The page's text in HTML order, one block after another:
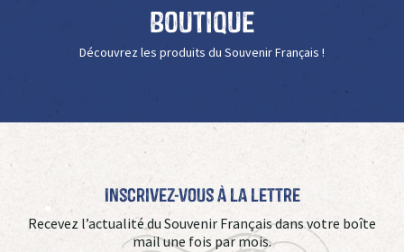
Boutique
Découvrez les produits du Souvenir Français !
Inscrivez-vous à La Lettre
Recevez l’actualité du Souvenir Français dans votre boîte
mail une fois par mois.